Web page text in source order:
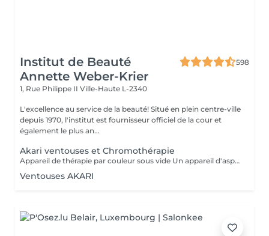
Institut de Beauté
Annette Weber-Krier
598
1, Rue Philippe II Ville-Haute L-2340
L'excellence au service de la beauté! Situé en plein centre-ville
depuis 1970, l'institut est fournisseur officiel de la cour et
également le plus an...
Akari ventouses et Chromothérapie
Appareil de thérapie par couleur sous vide Un appareil d'aspiration - complété avec 21 couleurs (barre de couleurs Akari). APPLICATIONS En cosmétique, en massage, en physiothérapie et dans le domaine médical. AVANTAGE En raison du vide, de la levée sans pression, la circulation sanguine et la lymphe sont stimulées. Ce vide est constant, finement contrôlé et réglable. Il a un train doux. Cela signifie qu'il peut également être utilisé sur les zones les plus sensibles - cicatrices, contour des yeux, lèvres, zones douloureuses ... APPLICATIONS POSSIBLES EN COSMÉTIQUE, Pour resserrer et affiner le visage (rides autour des yeux et des lèvres), cou et décolleté les bras supérieurs , ventre , hanche , cellulite DANS LE MASSAGE, drainage , réflexologie , tissu conjonctif, le drainage lymphatique , compensation des méridiens , dans les blessures sportives Pour le post-traitement des opérations faciales Possibilité d'utiliser une pyramide de cristal de roche pour faire des stimulations de couleur.
Ventouses AKARI